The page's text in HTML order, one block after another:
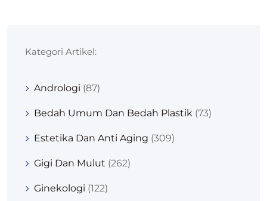
Kategori Artikel:
Andrologi (87)
Bedah Umum Dan Bedah Plastik (73)
Estetika Dan Anti Aging (309)
Gigi Dan Mulut (262)
Ginekologi (122)